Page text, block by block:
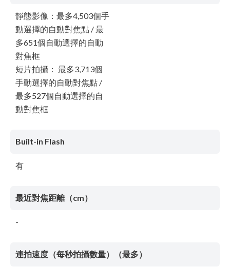
靜態影像：最多4,503個手
動選擇的自動對焦點 / 最
多651個自動選擇的自動
對焦框
短片拍攝： 最多3,713個
手動選擇的自動對焦點 /
最多527個自動選擇的自
動對焦框
Built-in Flash
有
最近對焦距離（cm）
-
連拍速度（每秒拍攝數量）（最多）